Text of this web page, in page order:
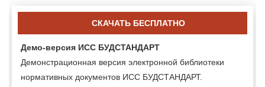
СКАЧАТЬ БЕСПЛАТНО
Демо-версия ИСС БУДСТАНДАРТ
Демонстрационная версия электронной библиотеки
нормативных документов ИСС БУДСТАНДАРТ.